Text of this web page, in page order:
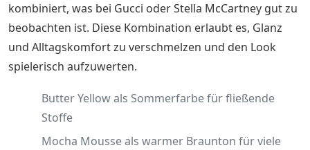
kombiniert, was bei Gucci oder Stella McCartney gut zu
beobachten ist. Diese Kombination erlaubt es, Glanz
und Alltagskomfort zu verschmelzen und den Look
spielerisch aufzuwerten.
Butter Yellow als Sommerfarbe für fließende
Stoffe
Mocha Mousse als warmer Braunton für viele